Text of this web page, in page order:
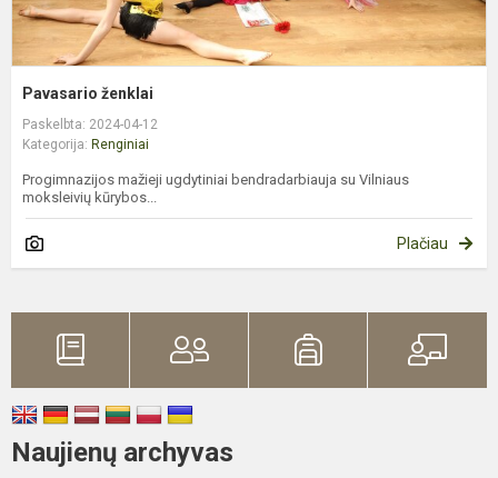
Pavasario ženklai
Paskelbta: 2024-04-12
Kategorija: Renginiai
Progimnazijos mažieji ugdytiniai bendradarbiauja su Vilniaus
moksleivių kūrybos...
Plačiau
Naujienų archyvas